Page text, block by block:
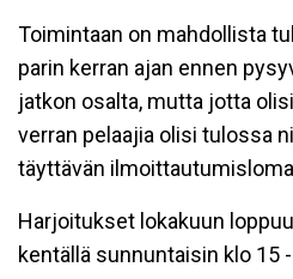
Toimintaan on mahdollista
parin kerran ajan ennen
jatkon osalta, mutta jotta
verran pelaajia olisi tulossa
täyttävän
Harjoitukset lokakuun
kentällä sunnuntaisin klo 15